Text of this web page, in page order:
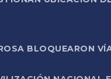
BLOQUEARON